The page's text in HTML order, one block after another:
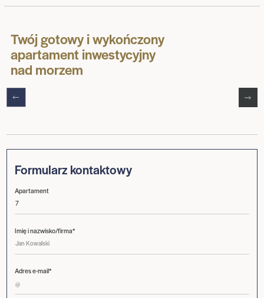
Twój gotowy i wykończony
apartament inwestycyjny
nad morzem
Formularz kontaktowy
Apartament
Imię i nazwisko/firma*
Adres e-mail*